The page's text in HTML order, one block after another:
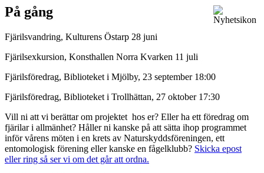
På gång
Fjärilsvandring, Kulturens Östarp 28 juni
Fjärilsexkursion, Konsthallen Norra Kvarken 11 juli
Fjärilsföredrag, Biblioteket i Mjölby, 23 september 18:00
Fjärilsföredrag, Biblioteket i Trollhättan, 27 oktober 17:30
Vill ni att vi berättar om projektet hos er? Eller ha ett föredrag om
fjärilar i allmänhet? Håller ni kanske på att sätta ihop programmet
inför vårens möten i en krets av Naturskyddsföreningen, ett
entomologisk förening eller kanske en fågelklubb? Skicka epost
eller ring så ser vi om det går att ordna.